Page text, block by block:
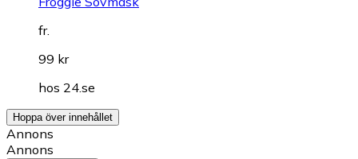
fr.
99 kr
hos 24.se
Hoppa över innehållet
Annons
Annons